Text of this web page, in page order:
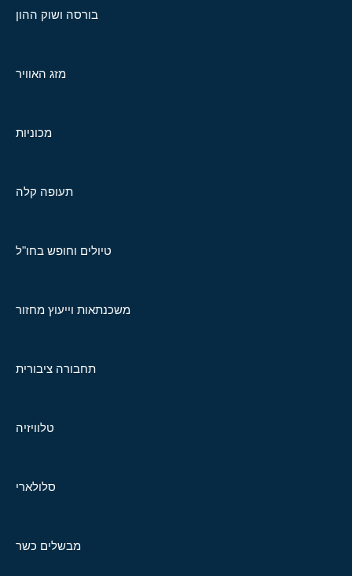
בורסה ושוק ההון
מזג האוויר
מכוניות
תעופה קלה
טיולים וחופש בחו"ל
משכנתאות וייעוץ מחזור
תחבורה ציבורית
טלוויזיה
סלולארי
מבשלים כשר